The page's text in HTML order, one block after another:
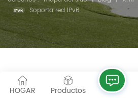
Soporta red IPv6
HOGAR Productos